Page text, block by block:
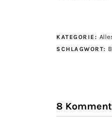
KATEGORIE:
SCHLAGWORT:
8